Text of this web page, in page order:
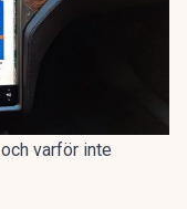
varför inte